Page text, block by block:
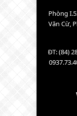
Phòng
Văn Cừ,
ĐT: (84)